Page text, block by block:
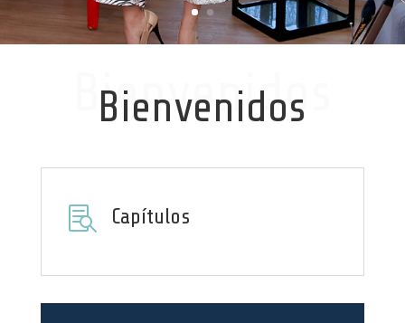
Bienvenidos
Bienvenidos
 Capítulos